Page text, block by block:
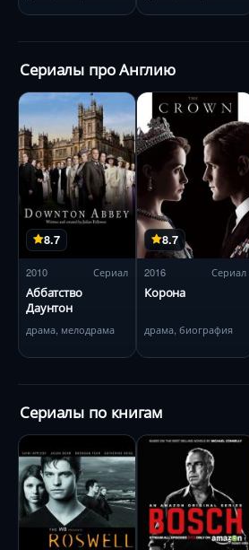
Сериалы про Англию
8.7
2010 Сериал
Аббатство
Даунтон
драма, мелодрама
8.7
2016 Сериал
Корона
драма, биография
Сериалы по книгам